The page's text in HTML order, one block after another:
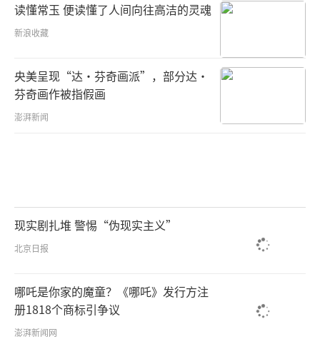
读懂常玉 便读懂了人间向往高洁的灵魂
新浪收藏
央美呈现“达·芬奇画派”，部分达·
芬奇画作被指假画
澎湃新闻
现实剧扎堆 警惕“伪现实主义”
北京日报
哪吒是你家的魔童？《哪吒》发行方注
册1818个商标引争议
澎湃新闻网